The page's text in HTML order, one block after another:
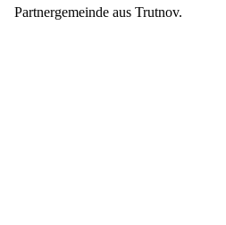
Partnergemeinde aus Trutnov.